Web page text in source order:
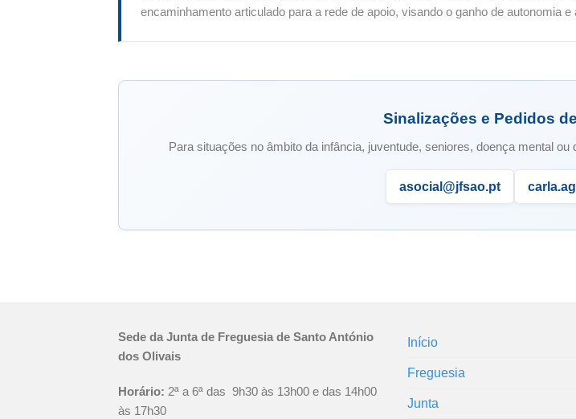
encaminhamento articulado para a rede de apoio, visando o ganho de autonomia
Sinalizações e Pedidos
Para situações no âmbito da infância, juventude, seniores, doença mental
asocial@jfsao.pt
Sede da Junta de Freguesia de Santo António
dos Olivais
Horário: 2ª a 6ª das 9h30 às 13h00 e das 14h00
às 17h30
Início
Freguesia
Junta